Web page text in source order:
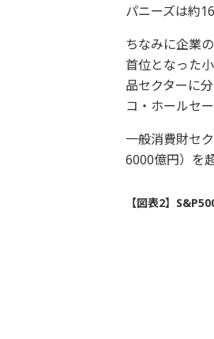
パニーズは約
ちなみに企業
首位となった
品セクターに
コ・ホールセ
一般消費財セ
6000億円）を
【図表2】